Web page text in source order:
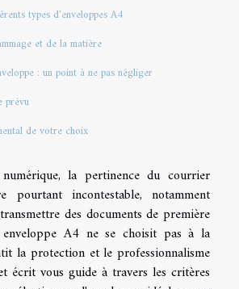
types d'enveloppes A4
et de la matière
: un point à ne pas négliger
prévu
de votre choix
la pertinence du courrier
pourtant incontestable, notamment
des documents de première
A4 ne se choisit pas à la
la protection et le professionnalisme
écrit vous guide à travers les critères